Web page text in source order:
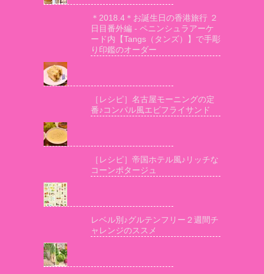
＊2018.4＊お誕生日の香港旅行 ２
日目番外編 - ペニンシュラアーケ
ード内【Tangs（タンズ）】で手彫
り印鑑のオーダー
［レシピ］名古屋モーニングの定
番♪コンパル風エビフライサンド
［レシピ］帝国ホテル風♪リッチな
コーンポタージュ
レベル別♪グルテンフリー２週間チ
ャレンジのススメ